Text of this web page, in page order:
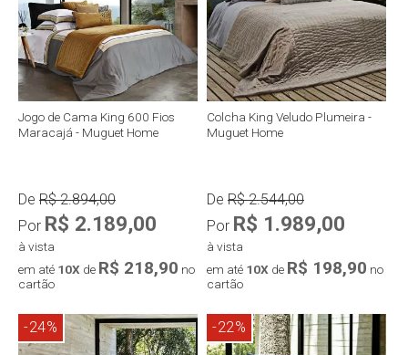
Jogo de Cama King 600 Fios
Maracajá - Muguet Home
De R$ 2.894,00
Por R$ 2.189,00
à vista
em até 10X de R$ 218,90 no
cartão
Colcha King Veludo Plumeira -
Muguet Home
De R$ 2.544,00
Por R$ 1.989,00
à vista
em até 10X de R$ 198,90 no
cartão
-24% -22%